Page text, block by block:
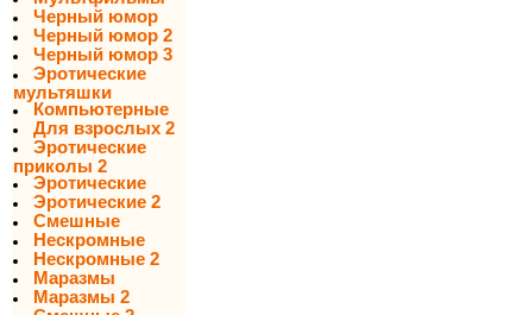
Черный юмор
Черный юмор 2
Черный юмор 3
Эротические
мультяшки
Компьютерные
Для взрослых 2
Эротические
приколы 2
Эротические
Эротические 2
Смешные
Нескромные
Нескромные 2
Маразмы
Маразмы 2